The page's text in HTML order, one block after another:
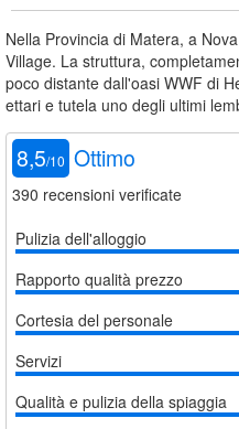
Nella Provincia di Matera, a
Village. La struttura,
poco distante dall'oasi WWF di
ettari e tutela uno degli ultimi
8,5/10 Ottimo
390 recensioni verificate
Pulizia dell'alloggio
Rapporto qualità prezzo
Cortesia del personale
Servizi
Qualità e pulizia della spiaggia